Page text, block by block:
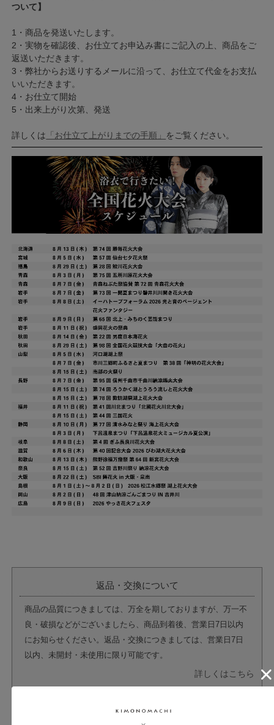
ついて】
1・商品を発送いたします。
2・実物を確認後、お仕立てお申込み書にご記入の上、商品をご
返送いただきます。
3・弊社からお送りするメールに沿って、お仕立て代金をお支払
いいただきます。
4・お仕立て開始
5・出来上がり次第、発送
詳しくは 「お仕立て上がりまでの手順」 をご覧ください。
返品・交換について
商品の品質につきましては、万全を期しておりますが、万一不
良・破損などがございましたら、商品到着後、営業日7日以内
にお知らせください。返品・交換につきましては、営業日7日
以内、未開封・未使用に限り可能です。
詳しくはこちら